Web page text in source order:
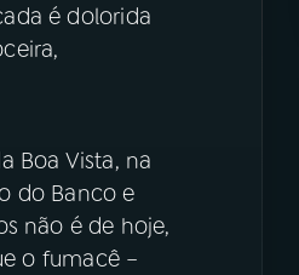
é dolorida
Boa Vista, na
do Banco e
não é de hoje,
o fumacê –